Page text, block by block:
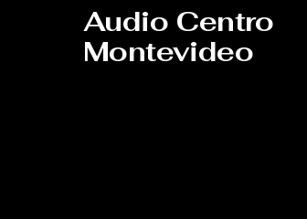
Audio Centro
Montevideo